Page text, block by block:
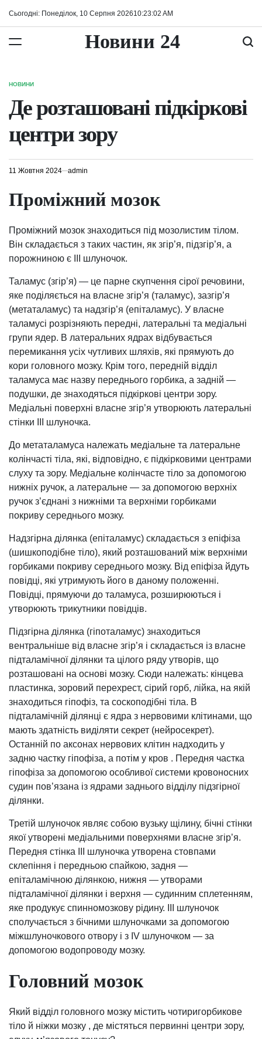
Сьогодні: Понеділок, 10 Серпня 202610:23:02 AM
Новини 24
ОПУБЛІКУВАТИ
НОВИНИ
Де розташовані підкіркові
центри зору
11 Жовтня 2024 admin
Проміжний мозок
Проміжний мозок знаходиться під мозолистим тілом.
Він складається з таких частин, як згір’я, підзгір’я, а
порожниною є III шлуночок.
Таламус (згір’я) — це парне скупчення сірої речовини,
яке поділяється на власне згір’я (таламус), зазгір’я
(метаталамус) та надзгір’я (епіталамус). У власне
таламусі розрізняють передні, латеральні та медіальні
групи ядер. В латеральних ядрах відбувається
перемикання усіх чутливих шляхів, які прямують до
кори головного мозку. Крім того, передній відділ
таламуса має назву переднього горбика, а задній —
подушки, де зна­ходяться підкіркові центри зору.
Медіальні поверхні власне згір’я утворюють ла­теральні
стінки III шлуночка.
До метаталамуса на­лежать медіальне та лате­ральне
колінчасті тіла, які, відповідно, є підкірковими центрами
слуху та зору. Ме­діальне колінчасте тіло за допомогою
нижніх ручок, а латеральне — за допомогою верхніх
ручок з’єднані з нижніми та верхніми горби­ками
покриву середнього мозку.
Надзгірна ділянка (епіталамус) складається з епіфіза
(шишкоподібне тіло), який розташований між верхніми
горбиками покриву середнього мозку. Від епіфіза йдуть
повідці, які утримують його в даному положенні.
Повідці, прямуючи до таламуса, розши­рюються і
утворюють трикутники повідців.
Підзгірна ділянка (гіпоталамус) знаходиться
вентральніше від власне згір’я і складається із власне
підталамічної ділянки та цілого ряду утворів, що
розташовані на основі мозку. Сюди належать: кінцева
пластинка, зоровий перехрест, сірий горб, лійка, на якій
знаходиться гіпофіз, та соскоподібні тіла. В
підталамічній ділянці є ядра з нервовими клітинами, що
мають здатність виділяти секрет (нейросекрет).
Останній по аксонах нервових клітин надходить у
задню частку гіпофіза, а потім у кров . Передня частка
гіпофіза за допомогою особливої системи кровоносних
судин пов’язана із ядрами заднього відділу підзгірної
ділянки.
Третій шлуночок являє собою вузьку щілину, бічні стінки
якої утворені медіальними поверхнями власне згір’я.
Передня стінка III шлуночка утворена стовпами
склепіння і передньою спайкою, задня —
епіталамічною ділянкою, нижня — утворами
підталамічної ділянки і верхня — судинним сплетенням,
яке продукує спинномозкову рідину. III шлуночок
сполучається з бічними шлуночками за допомогою
міжшлуночкового отвору і з IV шлуночком — за
допомогою водопроводу мозку.
Головний мозок
Який відділ головного мозку містить чотиригорбикове
тіло й ніжки мозку , де містяться первинні центри зору,